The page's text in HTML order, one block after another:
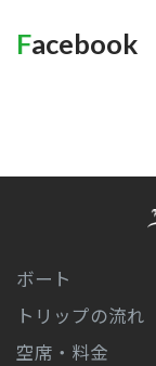
Facebook
ボート
トリップの流れ
空席・料金